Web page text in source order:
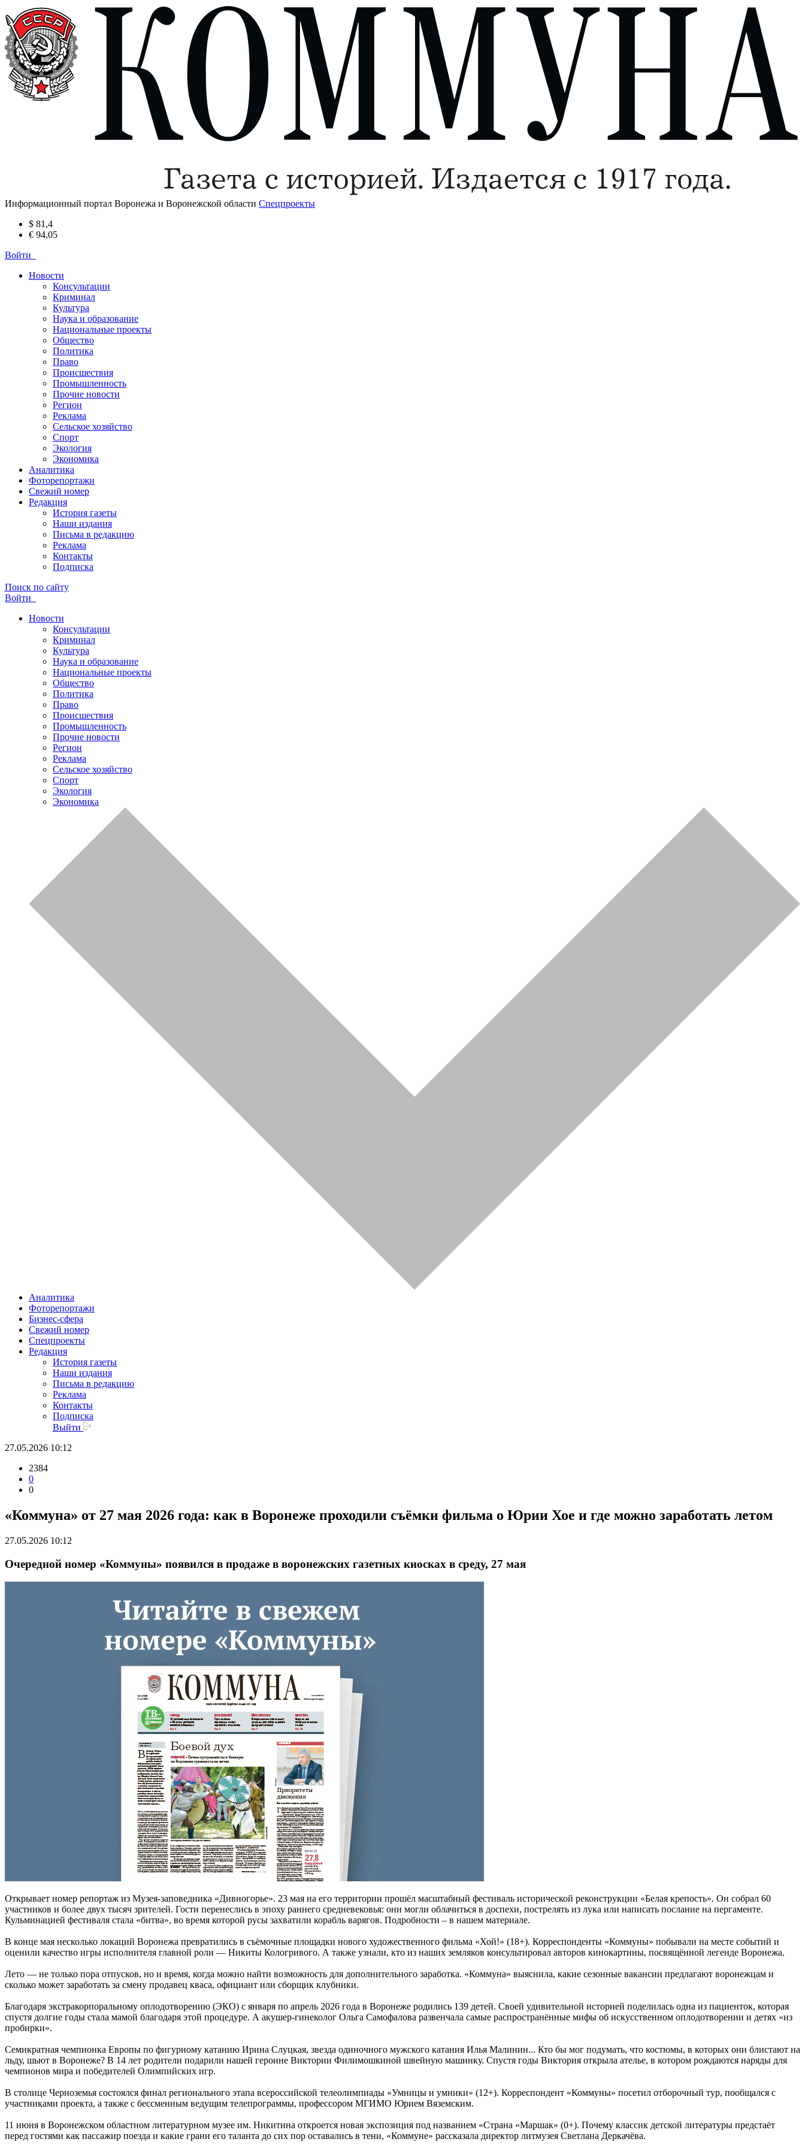
Информационный портал Воронежа и Воронежской области Спецпроекты
$ 81,4
€ 94,05
Войти
Новости
Консультации
Криминал
Культура
Наука и образование
Национальные проекты
Общество
Политика
Право
Происшествия
Промышленность
Прочие новости
Регион
Реклама
Сельское хозяйство
Спорт
Экология
Экономика
Аналитика
Фоторепортажи
Свежий номер
Редакция
История газеты
Наши издания
Письма в редакцию
Реклама
Контакты
Подписка
Поиск по сайту
Войти
Новости
Консультации
Криминал
Культура
Наука и образование
Национальные проекты
Общество
Политика
Право
Происшествия
Промышленность
Прочие новости
Регион
Реклама
Сельское хозяйство
Спорт
Экология
Экономика
Аналитика
Фоторепортажи
Бизнес-сфера
Свежий номер
Спецпроекты
Редакция
История газеты
Наши издания
Письма в редакцию
Реклама
Контакты
Подписка
Выйти
27.05.2026 10:12
2384
0
0
«Коммуна» от 27 мая 2026 года: как в Воронеже проходили съёмки фильма о Юрии Хое и где можно заработать летом
27.05.2026 10:12
Очередной номер «Коммуны» появился в продаже в воронежских газетных киосках в среду, 27 мая
Открывает номер репортаж из Музея-заповедника «Дивногорье». 23 мая на его территории прошёл масштабный фестиваль исторической реконструкции «Белая крепость». Он собрал 60
участников и более двух тысяч зрителей. Гости перенеслись в эпоху раннего средневековья: они могли облачиться в доспехи, пострелять из лука или написать послание на пергаменте.
Кульминацией фестиваля стала «битва», во время которой русы захватили корабль варягов. Подробности – в нашем материале.
В конце мая несколько локаций Воронежа превратились в съёмочные площадки нового художественного фильма «Хой!» (18+). Корреспонденты «Коммуны» побывали на месте событий и
оценили качество игры исполнителя главной роли — Никиты Кологривого. А также узнали, кто из наших земляков консультировал авторов кинокартины, посвящённой легенде Воронежа.
Лето — не только пора отпусков, но и время, когда можно найти возможность для дополнительного заработка. «Коммуна» выяснила, какие сезонные вакансии предлагают воронежцам и
сколько может заработать за смену продавец кваса, официант или сборщик клубники.
Благодаря экстракорпоральному оплодотворению (ЭКО) с января по апрель 2026 года в Воронеже родились 139 детей. Своей удивительной историей поделилась одна из пациенток, которая
спустя долгие годы стала мамой благодаря этой процедуре. А акушер-гинеколог Ольга Самофалова развенчала самые распространённые мифы об искусственном оплодотворении и детях «из
пробирки».
Семикратная чемпионка Европы по фигурному катанию Ирина Слуцкая, звезда одиночного мужского катания Илья Малинин... Кто бы мог подумать, что костюмы, в которых они блистают на
льду, шьют в Воронеже? В 14 лет родители подарили нашей героине Виктории Филимошкиной швейную машинку. Спустя годы Виктория открыла ателье, в котором рождаются наряды для
чемпионов мира и победителей Олимпийских игр.
В столице Черноземья состоялся финал регионального этапа всероссийской телеолимпиады «Умницы и умники» (12+). Корреспондент «Коммуны» посетил отборочный тур, пообщался с
участниками проекта, а также с бессменным ведущим телепрограммы, профессором МГИМО Юрием Вяземским.
11 июня в Воронежском областном литературном музее им. Никитина откроется новая экспозиция под названием «Страна «Маршак» (0+). Почему классик детской литературы предстаёт
перед гостями как пассажир поезда и какие грани его таланта до сих пор оставались в тени, «Коммуне» рассказала директор литмузея Светлана Деркачёва.